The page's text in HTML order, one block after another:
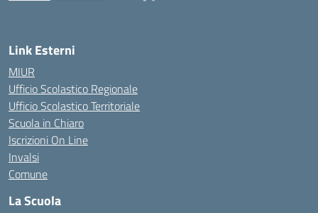
Link Esterni
MIUR
Ufficio Scolastico Regionale
Ufficio Scolastico Territoriale
Scuola in Chiaro
Iscrizioni On Line
Invalsi
Comune
La Scuola